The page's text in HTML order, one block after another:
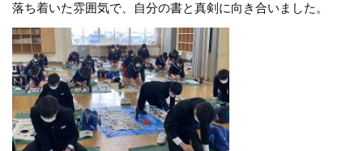
落ち着いた雰囲気で、自分の書と真剣に向き合いました。